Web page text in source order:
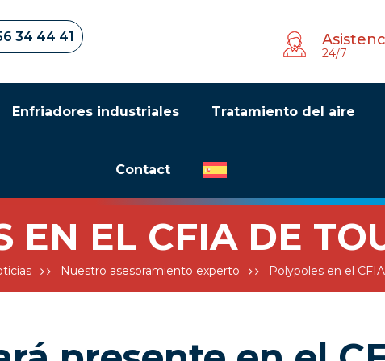
34 44 41
24/7
Enfriadores industriales Tratamiento del aire
Contact
EN EL CFIA DE
Nuestro asesoramiento experto Polypoles en el